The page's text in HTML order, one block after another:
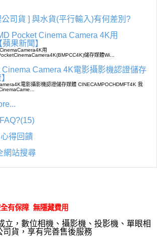
司貨 ] 與水貨(平行輸入)有何差別?
Pocket Cinema Camera 4K用
蘋果新聞】
用
儲存媒體Wi...
Cinema Camera 4K電影攝影機認證儲存
電影攝影機認證儲存媒體 CINECAMPOCHDMFT4K 我
得回饋
網站搜尋
有保障 無隱藏費用
立，數位相機、攝影機、投影機、單眼相
司貨，享有完善售後服務